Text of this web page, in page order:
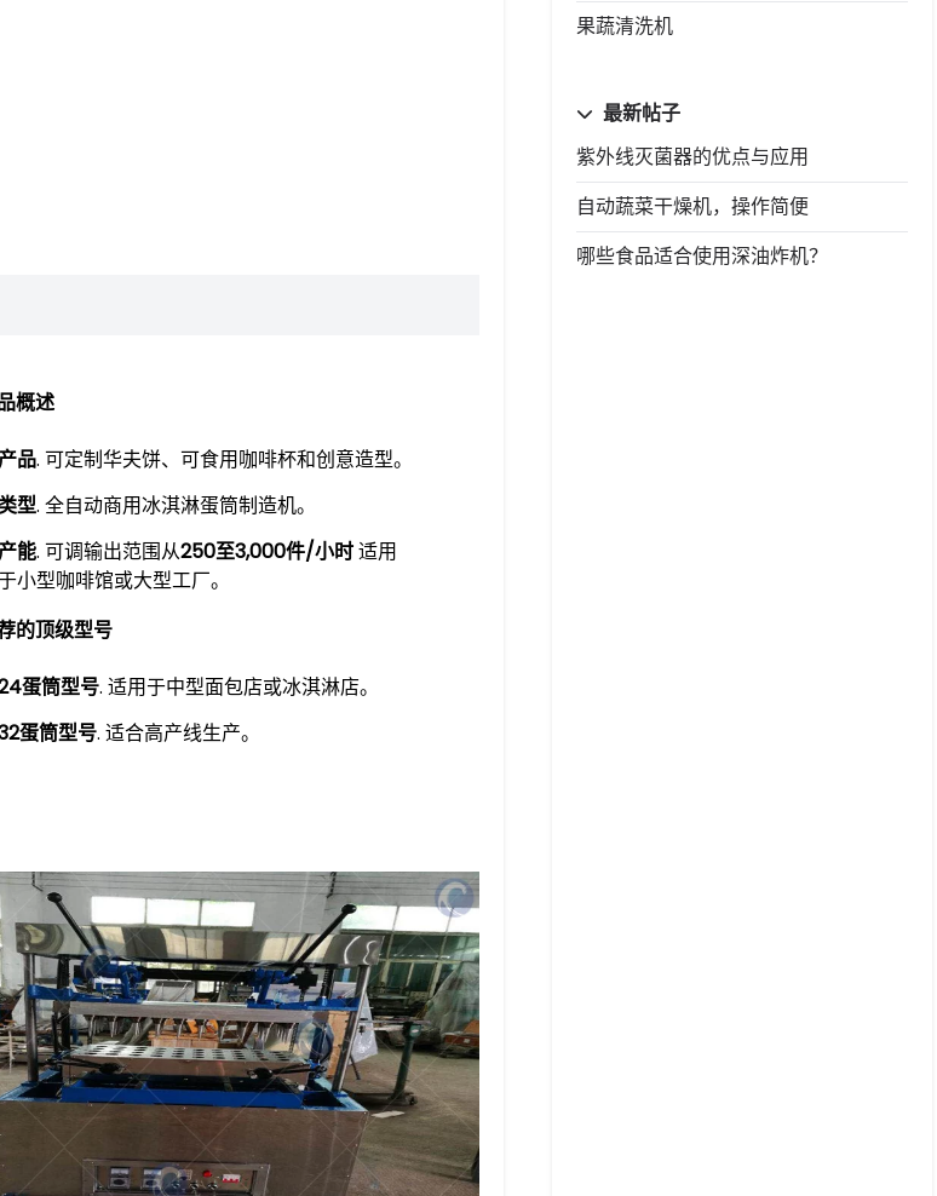
概述
品. 可定制华夫饼、可食用咖啡杯和创意造型。
型. 全自动商用冰淇淋蛋筒制造机。
能. 可调输出范围从​250至3,000件/小时适用
小型咖啡馆或大型工厂。
的顶级型号
蛋筒型号. 适用于中型面包店或冰淇淋店。
蛋筒型号. 适合高产线生产。
果蔬清洗机
最新帖子
紫外线灭菌器的优点与应用
自动蔬菜干燥机，操作简便
哪些食品适合使用深油炸机？